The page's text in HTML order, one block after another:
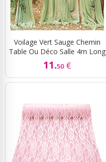
Voilage Vert Sauge Chemin
Table Ou Déco Salle 4m Long
11.50 €